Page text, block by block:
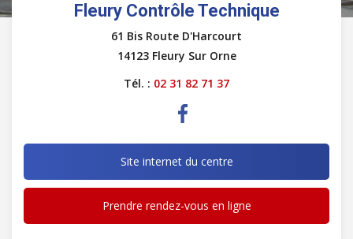
Fleury Contrôle Technique
61 Bis Route D'Harcourt
14123 Fleury Sur Orne
Tél. : 02 31 82 71 37
Site internet du centre
Prendre rendez-vous en ligne